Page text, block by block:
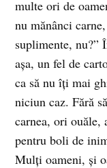
multe ori de
nu mănânci
suplimente, nu?”
așa, un fel de
ca să nu îți mai
niciun caz. Fără
carnea, ori
pentru boli de
Mulți oameni, și